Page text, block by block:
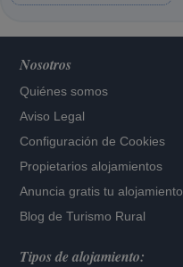
Nosotros
Quiénes somos
Aviso Legal
Configuración de Cookies
Propietarios alojamientos
Anuncia gratis tu alojamiento
Blog de Turismo Rural
Tipos de alojamiento: